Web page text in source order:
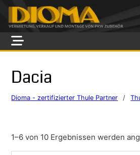
Skip to main content
Skip to footer
Dacia
Dioma - zertifizierter Thule Partner /
1–6 von 10 Ergebnissen werden